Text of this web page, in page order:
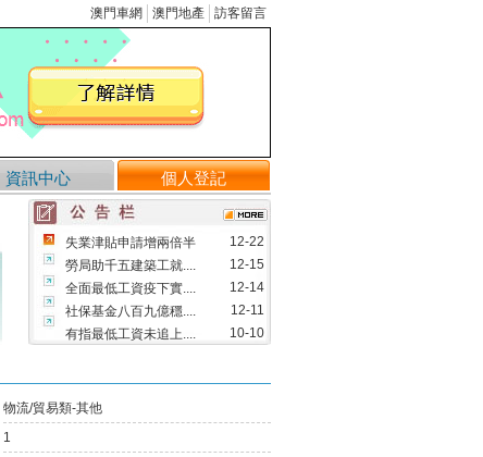
訪客留言
澳門地產
澳門車網
資訊中心 個人登記
失業津貼申請增兩倍半
12-22
勞局助千五建築工就....
12-15
全面最低工資疫下實....
12-14
社保基金八百九億穩....
12-11
有指最低工資未追上....
10-10
首三月失業率維持1.....
物流/貿易類-其他
1